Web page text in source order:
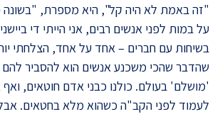
"זה באמת לא היה קל", היא מספרת,
על במות לפני אנשים רבים, אני הייתי די
בשיחות עם חברים – אחד על אחד, הצלחתי
שהדבר שהכי משכנע אנשים הוא להסביר
'מושלם' בעולם. כולנו כבני אדם חוטאים,
לעמוד לפני הקב"ה כשהוא מלא בחטאים.